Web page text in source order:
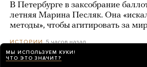
В Петербурге в заксобрание
летняя Марина Песляк. Она
методы», чтобы агитировать за
ИСТОРИИ 5 часов назад
МЫ ИСПОЛЬЗУЕМ КУКИ!
ЧТО ЭТО ЗНАЧИТ?